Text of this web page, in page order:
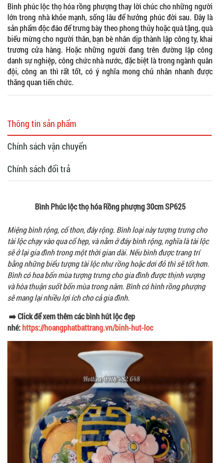
Bình phúc lộc thọ hóa rồng phượng thay lời chúc cho những người
lớn trong nhà khỏe mạnh, sống lâu để hưởng phúc đời sau. Đây là
sản phẩm độc đáo để trưng bày theo phong thủy hoặc quà tặng, quà
biếu mừng cho người thân, bạn bè nhân dịp thành lập công ty, khai
trương cửa hàng. Hoặc những người đang trên đường lập công
danh sự nghiệp, công chức nhà nước, đặc biệt là trong ngành quân
đội, công an thì rất tốt, có ý nghĩa mong chủ nhân nhanh được
thăng quan tiến chức.
Thông tin sản phẩm
Chính sách vận chuyển
Chính sách đổi trả
Bình Phúc lộc thọ hóa Rồng phượng 30cm SP625
Miệng bình rộng, cổ thon, đáy rộng. Bình loại này tượng trưng cho
tài lộc chạy vào qua cổ hẹp, và nằm ở đáy bình rộng, nghĩa là tài lộc
sẽ ở lại gia đình trong một thời gian dài. Nếu bình được trang trí
bằng những biểu tượng tài lộc như rồng hoặc dơi đỏ thì sẽ tốt hơn.
Bình có hoa bốn mùa tượng trưng cho gia đình được thịnh vượng
và hòa thuận suốt bốn mùa trong năm. Bình có hình rồng phượng
sẽ mang lại nhiều lợi ích cho cả gia đình.
➡️ Click để xem thêm các bình hút lộc đẹp
nhé:https://hoangphatbattrang.vn/binh-hut-loc